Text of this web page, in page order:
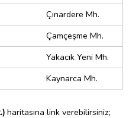
Çınardere Mh.
Çamçeşme Mh.
Yakacık Yeni Mh.
Kaynarca Mh.
haritasına link verebilirsiniz;